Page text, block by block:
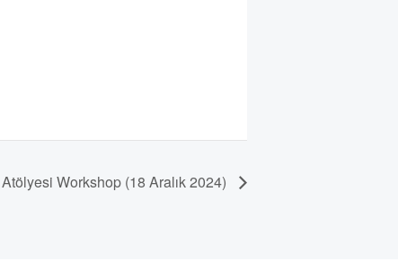
Workshop (18 Aralık 2024)